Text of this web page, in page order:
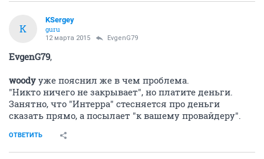
K
KSergey
guru
12 марта 2015 EvgenG79
EvgenG79,
woody уже пояснил же в чем проблема.
"Никто ничего не закрывает", но платите деньги.
Занятно, что "Интерра" стесняется про деньги
сказать прямо, а посылает "к вашему провайдеру".
ОТВЕТИТЬ